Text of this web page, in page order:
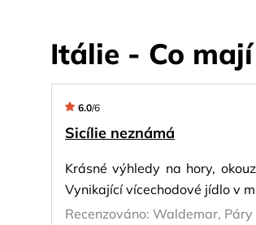
Itálie - Co
6.0/6
Sicílie neznámá
Krásné výhledy na hory,
Vynikající vícechodové jídlo v
Recenzováno: Waldemar, Páry